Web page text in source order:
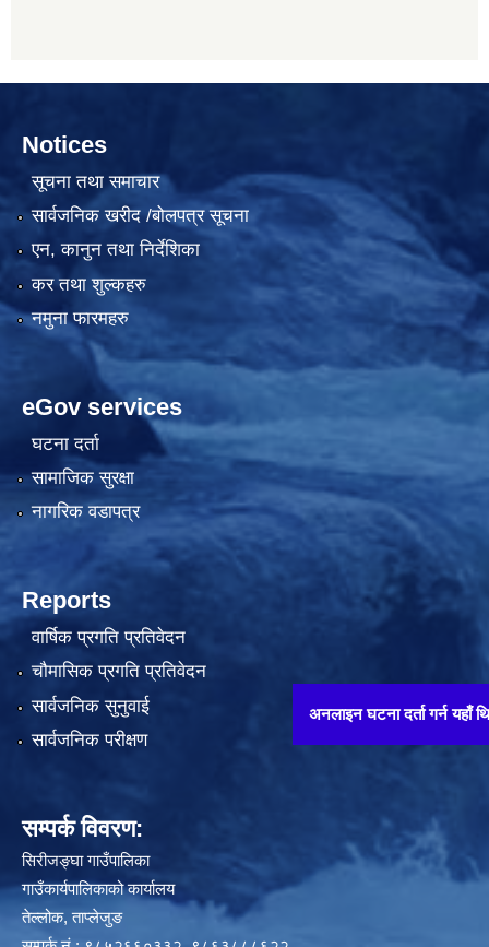
अनलाइन घटना दर्ता गर्न यहाँ थिच्नुहोस्
Notices
सूचना तथा समाचार
सार्वजनिक खरीद /बोलपत्र सूचना
एन, कानुन तथा निर्देशिका
कर तथा शुल्कहरु
नमुना फारमहरु
eGov services
घटना दर्ता
सामाजिक सुरक्षा
नागरिक वडापत्र
Reports
वार्षिक प्रगति प्रतिवेदन
चौमासिक प्रगति प्रतिवेदन
सार्वजनिक सुनुवाई
सार्वजनिक परीक्षण
सम्पर्क विवरण:
सिरीजङ्घा गाउँपालिका
गाउँकार्यपालिकाको कार्यालय
तेल्लोक, ताप्लेजुङ